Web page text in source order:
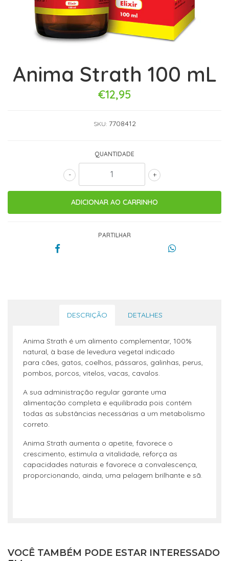
Anima Strath 100 mL
€12,95
SKU: 7708412
QUANTIDADE
+
-
PARTILHAR
DESCRIÇÃO DETALHES
Anima Strath é um alimento complementar, 100%
natural, à base de levedura vegetal indicado
para cães, gatos, coelhos, pássaros, galinhas, perus,
pombos, porcos, vitelos, vacas, cavalos.
A sua administração regular garante uma
alimentação completa e equilibrada pois contém
todas as substâncias necessárias a um metabolismo
correto.
Anima Strath aumenta o apetite, favorece o
crescimento, estimula a vitalidade, reforça as
capacidades naturais e favorece a convalescença,
proporcionando, ainda, uma pelagem brilhante e sã.
VOCÊ TAMBÉM PODE ESTAR INTERESSADO